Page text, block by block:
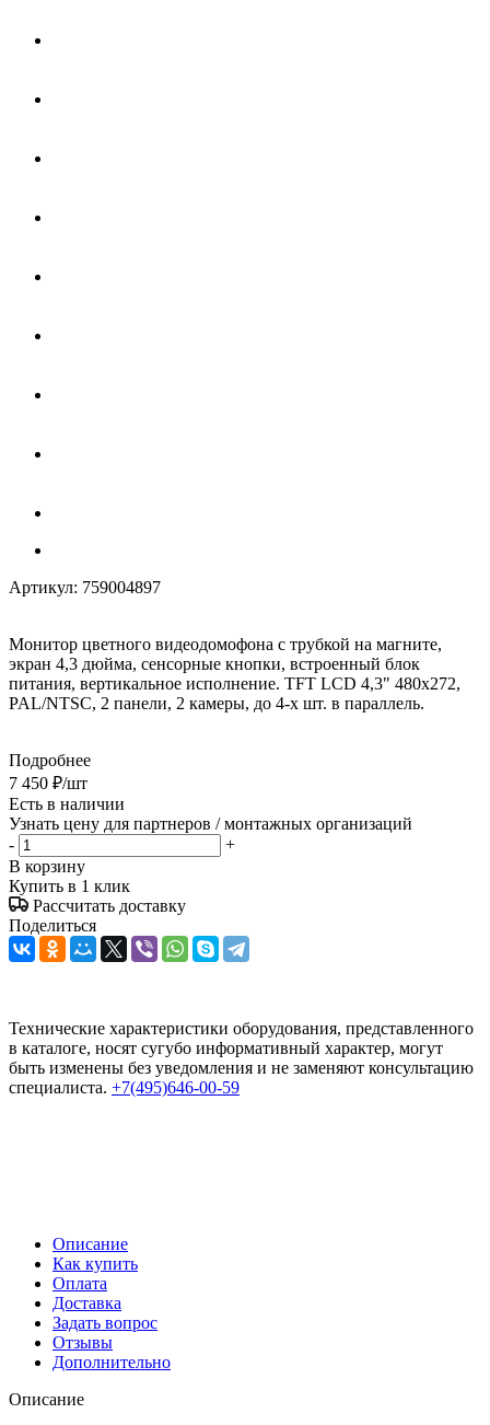
Артикул: 759004897
Монитор цветного видеодомофона с трубкой на магните,
экран 4,3 дюйма, сенсорные кнопки, встроенный блок
питания, вертикальное исполнение. TFT LCD 4,3" 480x272,
PAL/NTSC, 2 панели, 2 камеры, до 4-х шт. в параллель.
Подробнее
7 450 ₽/шт
Есть в наличии
Узнать цену для партнеров / монтажных организаций
-
+
В корзину
Купить в 1 клик
Рассчитать доставку
Поделиться
Технические характеристики оборудования, представленного
в каталоге, носят сугубо информативный характер, могут
быть изменены без уведомления и не заменяют консультацию
специалиста. +7(495)646-00-59
Описание
Как купить
Оплата
Доставка
Задать вопрос
Отзывы
Дополнительно
Описание